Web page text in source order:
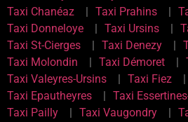
Taxi Chanéaz
Taxi Prahins
Taxi Donneloye
Taxi Ursins
Taxi St-Cierges
Taxi Denezy
Taxi Molondin
Taxi Démoret
Taxi Valeyres-Ursins
Taxi Fiez
Taxi Epautheyres
Taxi
Taxi Pailly
Taxi Vaugondry